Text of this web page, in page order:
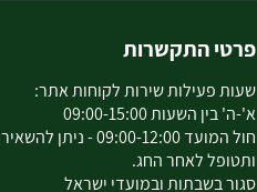
פרטי התקשרות
שעות פעילות שירות לקוחות אתר:
א'-ה' בין השעות 09:00-15:00
חול המועד 09:00-12:00 -
ותטופל לאחר החג.
סגור בשבתות ובמועדי ישראל